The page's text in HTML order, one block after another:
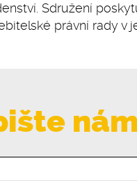
Sdružení
právní rady v
nám